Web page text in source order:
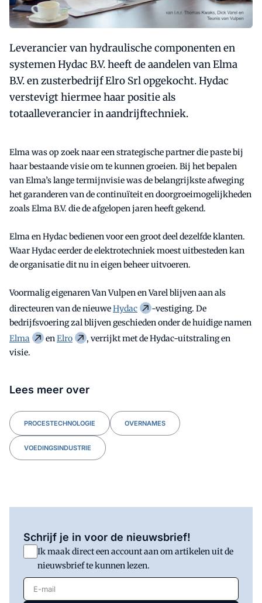
Leverancier van hydraulische componenten en
systemen Hydac B.V. heeft de aandelen van Elma
B.V. en zusterbedrijf Elro Srl opgekocht. Hydac
verstevigt hiermee haar positie als
totaalleverancier in aandrijftechniek.
Elma was op zoek naar een strategische partner die paste bij
haar bestaande visie om te kunnen groeien. Bij het bepalen
van Elma’s lange termijnvisie was de belangrijkste afweging
het garanderen van de continuïteit en doorgroeimogelijkheden
zoals Elma B.V. die de afgelopen jaren heeft gekend.
Elma en Hydac bedienen voor een groot deel dezelfde klanten.
Waar Hydac eerder de elektrotechniek moest uitbesteden kan
de organisatie dit nu in eigen beheer uitvoeren.
Voormalig eigenaren Van Vulpen en Varel blijven aan als
directeuren van de nieuweHydac
-vestiging. De
bedrijfsvoering zal blijven geschieden onder de huidige namen
Elma
en Elro
, verrijkt met de Hydac-uitstraling en
visie.
Lees meer over
PROCESTECHNOLOGIE OVERNAMES
VOEDINGSINDUSTRIE
Schrijf je in voor de nieuwsbrief!
Ik maak direct een account aan om artikelen uit de
nieuwsbrief te kunnen lezen.
E-mail